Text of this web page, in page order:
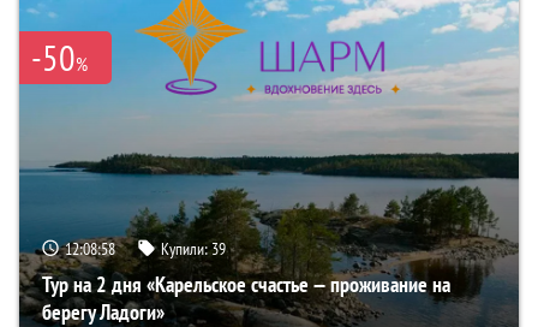
-50%
12:08:57 Купили:39
Тур на 2 дня «Карельское счастье — проживание на
берегу Ладоги»